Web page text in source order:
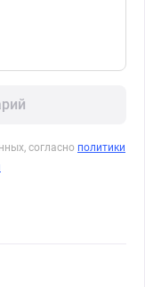
согласно политики